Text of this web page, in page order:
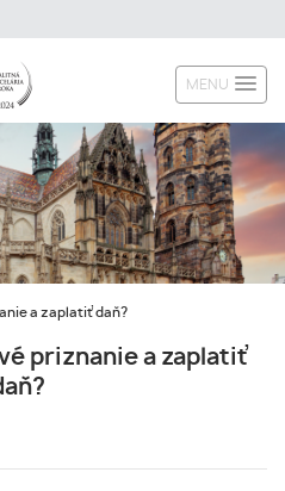
MENU
a zaplatiť daň?
priznanie a zaplatiť